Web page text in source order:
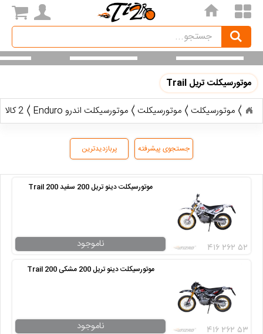
home
Search
جستجو
موتورسیکلت تریل Trail
موتورسیکلت
موتورسیکلت موتورسیکلت اندرو Enduro 2 کالا
جستجوی پیشرفته پربازدیدترین
موتورسیکلت دینو تریل 200 سفید Trail 200
ناموجود ۴۱۶ ۲۶۲ ۵۲
موتورسیکلت دینو تریل 200 مشکی Trail 200
ناموجود ۴۱۶ ۲۶۲ ۵۳